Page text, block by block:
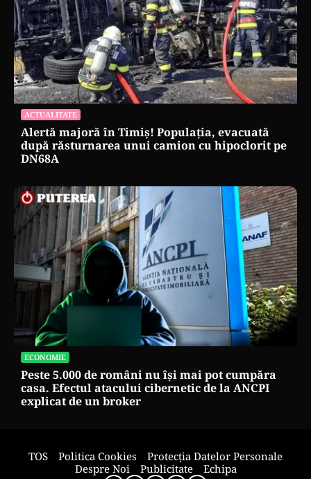
ACTUALITATE
Alertă majoră în Timiș! Populația, evacuată
după răsturnarea unui camion cu hipoclorit pe
DN68A
ECONOMIE
Peste 5.000 de români nu își mai pot cumpăra
casa. Efectul atacului cibernetic de la ANCPI
explicat de un broker
TOS Politica Cookies
Protecția Datelor Personale
Despre Noi
Publicitate Echipa